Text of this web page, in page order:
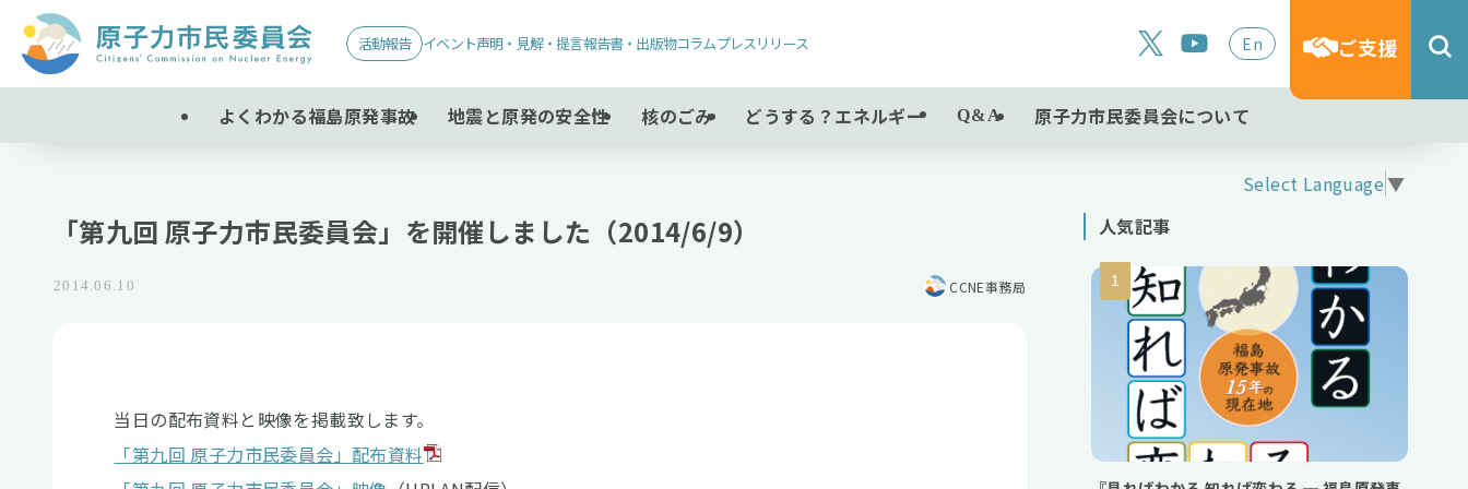
活動報告 イベント声明・見解・提言報告書・出版物コラムプレスリリース En ご支援
よくわかる福島原発事故 地震と原発の安全性 核のごみ どうする？エネルギー Q&A 原子力市民委員会について
Select Language▼
「第九回 原子力市民委員会」を開催しました（2014/6/9）
2014.06.10 CCNE事務局
当日の配布資料と映像を掲載致します。
「第九回 原子力市民委員会」配布資料
人気記事